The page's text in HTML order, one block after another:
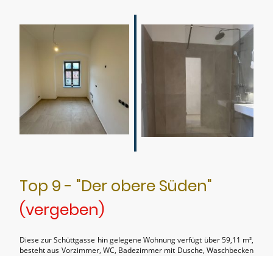
Top 9 - "Der obere Süden"
(vergeben)
Diese zur Schüttgasse hin gelegene Wohnung verfügt über 59,11 m²,
besteht aus Vorzimmer, WC, Badezimmer mit Dusche, Waschbecken